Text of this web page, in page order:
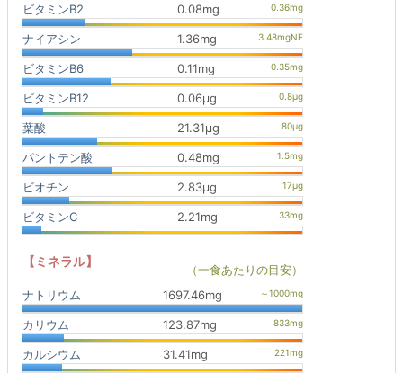
ビタミンB2 0.08mg
ナイアシン 1.36mg
ビタミンB6 0.11mg
ビタミンB12 0.06μg
葉酸 21.31μg
パントテン酸 0.48mg
ビオチン 2.83μg
ビタミンC 2.21mg
【ミネラル】
（一食あたりの目安）
ナトリウム
1697.46mg
カリウム 123.87mg
カルシウム 31.41mg